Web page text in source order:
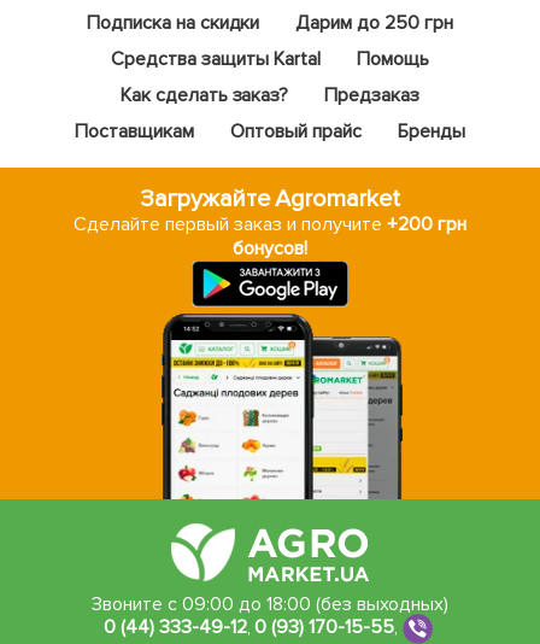
Подписка на скидки
Дарим до 250 грн
Средства защиты Kartal
Помощь
Как сделать заказ?
Предзаказ
Поставщикам
Оптовый прайс Бренды
Загружайте Agromarket
Сделайте первый заказ и получите +200 грн
бонусов!
Звоните с 09:00 до 18:00 (без выходных)
0 (44) 333-49-12,0 (93) 170-15-55,